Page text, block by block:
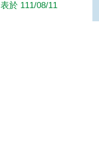
於 111/08/11